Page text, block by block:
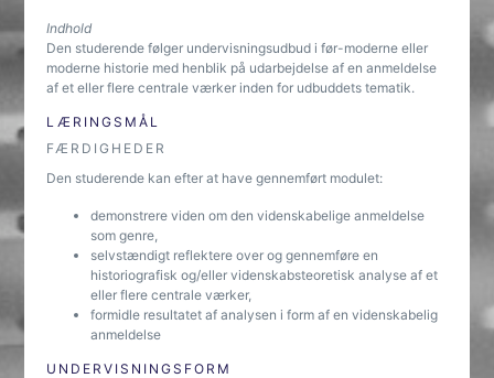
Indhold
Den studerende følger undervisningsudbud i før-moderne eller
moderne historie med henblik på udarbejdelse af en anmeldelse
af et eller flere centrale værker inden for udbuddets tematik.
LÆRINGSMÅL
FÆRDIGHEDER
Den studerende kan efter at have gennemført modulet:
demonstrere viden om den videnskabelige anmeldelse
som genre,
selvstændigt reflektere over og gennemføre en
historiografisk og/eller videnskabsteoretisk analyse af et
eller flere centrale værker,
formidle resultatet af analysen i form af en videnskabelig
anmeldelse
UNDERVISNINGSFORM